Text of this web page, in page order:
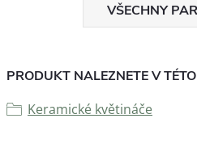
VŠECHNY
PRODUKT NALEZNETE V
Keramické květináče